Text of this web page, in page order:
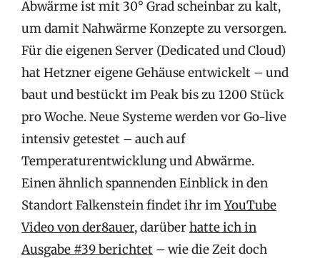
Abwärme ist mit 30° Grad scheinbar zu kalt,
um damit Nahwärme Konzepte zu versorgen.
Für die eigenen Server (Dedicated und Cloud)
hat Hetzner eigene Gehäuse entwickelt – und
baut und bestückt im Peak bis zu 1200 Stück
pro Woche. Neue Systeme werden vor Go-live
intensiv getestet – auch auf
Temperaturentwicklung und Abwärme.
Einen ähnlich spannenden Einblick in den
Standort Falkenstein findet ihr imYouTube
Video von der8auer, darüberhatte ich in
Ausgabe #39 berichtet – wie die Zeit doch